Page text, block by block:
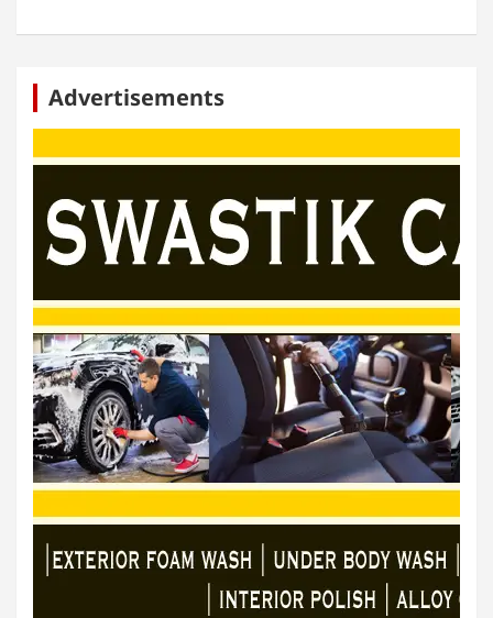
Advertisements